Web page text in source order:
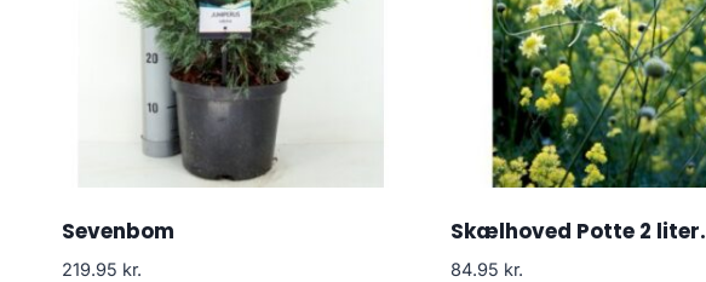
Sevenbom
219.95 kr.
Skælhoved Potte 2 liter.
84.95 kr.